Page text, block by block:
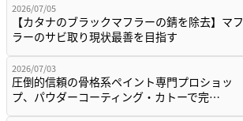
2026/07/05
【カタナのブラックマフラーの錆を除去】マフ
ラーのサビ取り現状最善を目指す
2026/07/03
圧倒的信頼の骨格系ペイント専門プロショッ
プ、パウダーコーティング・カトーで完…